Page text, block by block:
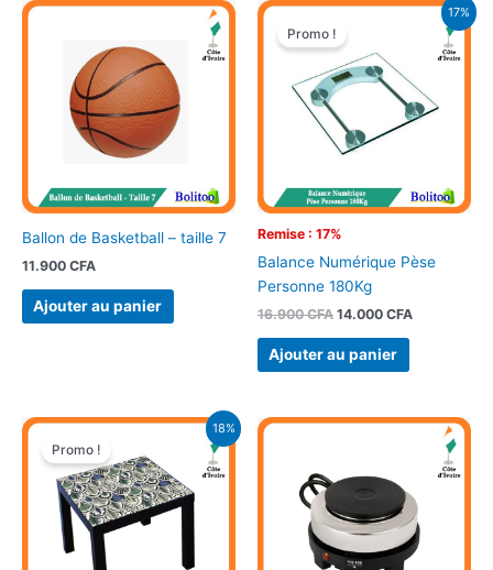
Ballon de Basketball – taille 7
11.900 CFA
Ajouter au panier
17%
Remise : 17%
Promo !
Balance Numérique Pèse
Personne 180Kg
16.900CFA
Le
initial
était :
16.900 CFA.
14.000 CFA
Le
actuel
est :
Ajouter au panier
18%
Promo !
Le
prix
initial
était :
4.900 CFA.
Le
est :
4.000 CFA.